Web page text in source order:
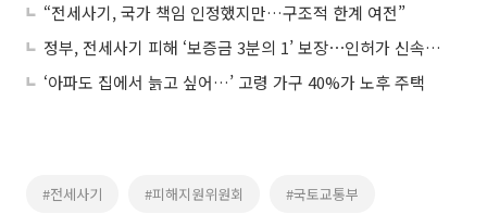
“전세사기, 국가 책임 인정했지만…구조적 한계 여전”
정부, 전세사기 피해 ‘보증금 3분의 1’ 보장⋯인허가 신속지원 법제화
‘아파도 집에서 늙고 싶어…’ 고령 가구 40%가 노후 주택
#전세사기 #피해지원위원회 #국토교통부